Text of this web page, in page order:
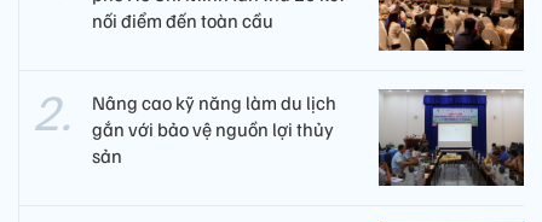
nối điểm đến toàn cầu
Nâng cao kỹ năng làm du lịch
gắn với bảo vệ nguồn lợi thủy
sản